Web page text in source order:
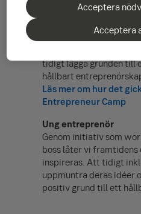
SEB Entrepreneur
En bra idé kan komma
Entrepreneur Camp
tidigt lägga grunden till
hållbart
Läs mer om hur det
Entrepreneur Camp
Ung entreprenör
Genom initiativ som
boss låter vi framtidens
inspireras. Att tidigt
uppmuntra deras idéer
positiv grund till ett
Acceptera
Acceptera